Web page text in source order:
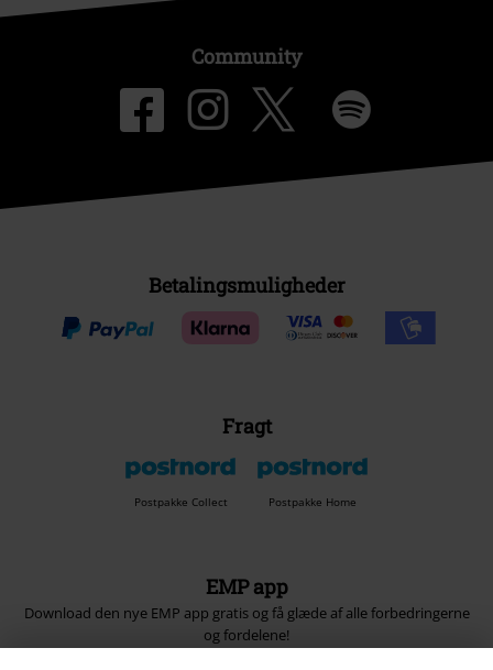
Community
Betalingsmuligheder
Fragt
Postpakke Collect Postpakke Home
EMP app
Download den nye EMP app gratis og få glæde af alle forbedringerne
og fordelene!